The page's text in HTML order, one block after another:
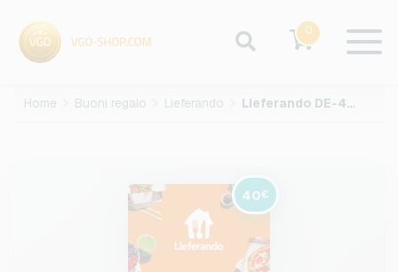
0
Home Buoni regalo Lieferando Lieferando DE-40-EUR
40€